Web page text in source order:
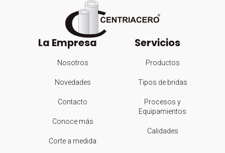
La Empresa
Nosotros
Novedades
Contacto
Conoce más
Corte a medida
Servicios
Productos
Tipos de bridas
Procesos y
Equipamientos
Calidades